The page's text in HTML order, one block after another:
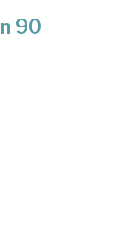
90